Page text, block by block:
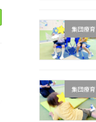
集団療育
集団療育